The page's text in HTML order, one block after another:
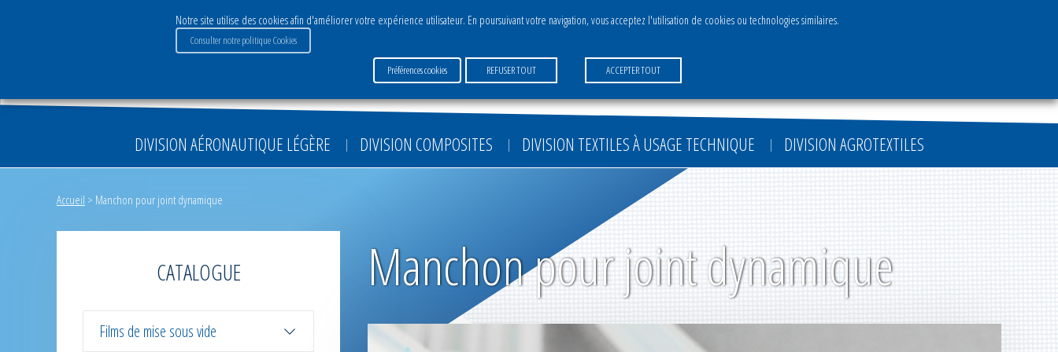
Le Groupe Activités & Services
DIVISION AÉRONAUTIQUE LÉGÈRE DIVISION COMPOSITES DIVISION TEXTILES À USAGE TECHNIQUE DIVISION AGROTEXTILES
Accueil > Manchon pour joint dynamique
CATALOGUE
Films de mise sous vide
Manchon pour joint dynamique
Notre site utilise des cookies afin d'améliorer votre expérience utilisateur. En poursuivant votre navigation, vous acceptez l'utilisation de cookies ou technologies similaires.
Consulter notre politique Cookies
Préférences cookies REFUSER TOUT ACCEPTER TOUT